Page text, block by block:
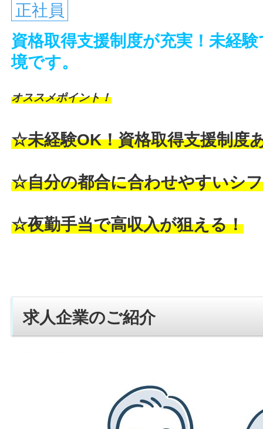
正社員
資格取得支援制度が充実！未経
境です。
オススメポイント！
☆未経験OK！資格取得支援制度
☆自分の都合に合わせやすいシ
☆夜勤手当で高収入が狙える！
求人企業のご紹介